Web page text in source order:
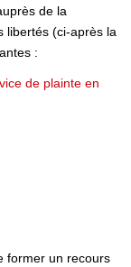
de la
libertés (ci-après la
:
de plainte en
former un recours